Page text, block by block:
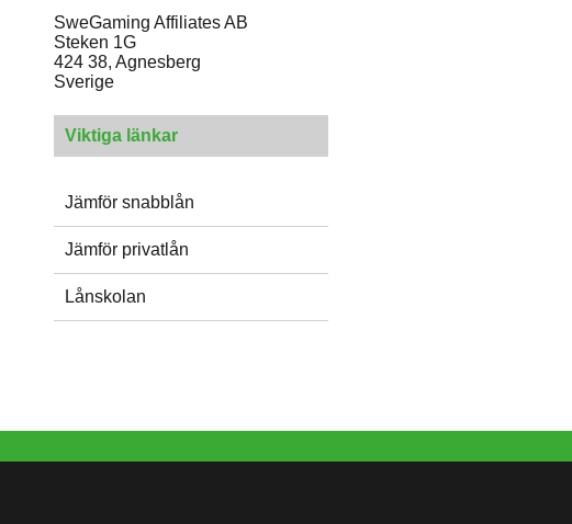
SweGaming Affiliates AB
Steken 1G
424 38, Agnesberg
Sverige
Viktiga länkar
Jämför snabblån
Jämför privatlån
Lånskolan